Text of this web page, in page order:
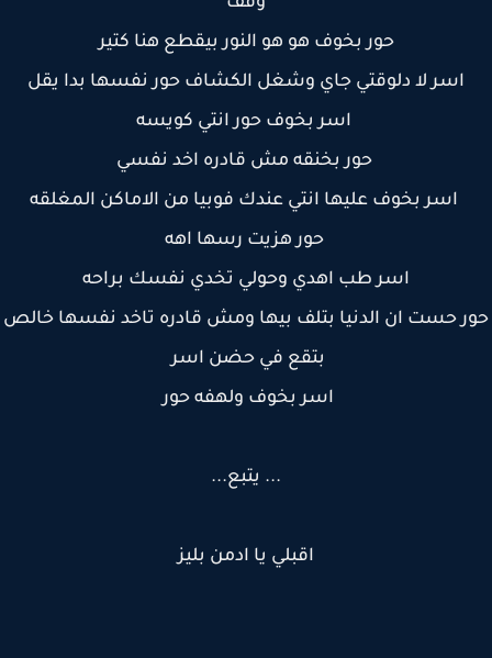
حور بخوف هو هو النور بيقطع هنا كتير
اسر لا دلوقتي جاي وشغل الكشاف حور نفسها بدا يقل
اسر بخوف حور انتي كويسه
حور بخنقه مش قادره اخد نفسي
اسر بخوف عليها انتي عندك فوبيا من الاماكن المغلقه
حور هزيت رسها اهه
اسر طب اهدي وحولي تخدي نفسك براحه
حست ان الدنيا بتلف بيها ومش قادره تاخد نفسها خالص
بتقع في حضن اسر
اسر بخوف ولهفه حور
... يتبع...
اقبلي يا ادمن بليز